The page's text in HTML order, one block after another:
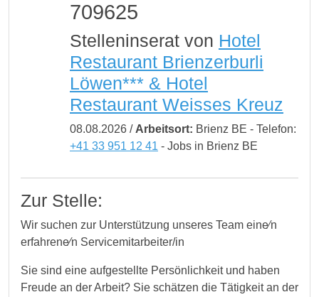
709625
Stelleninserat von Hotel
Restaurant Brienzerburli
Löwen*** & Hotel
Restaurant Weisses Kreuz
08.08.2026 / Arbeitsort: Brienz BE - Telefon:
+41 33 951 12 41 - Jobs in Brienz BE
Zur Stelle:
Wir suchen zur Unterstützung unseres Team eine⁄n
erfahrene⁄n Servicemitarbeiter/in
Sie sind eine aufgestellte Persönlichkeit und haben
Freude an der Arbeit? Sie schätzen die Tätigkeit an der